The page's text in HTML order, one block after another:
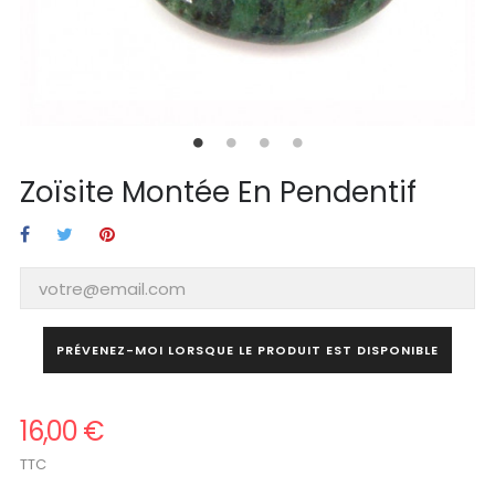
Zoïsite Montée En Pendentif
PRÉVENEZ-MOI LORSQUE LE PRODUIT EST DISPONIBLE
16,00 €
TTC